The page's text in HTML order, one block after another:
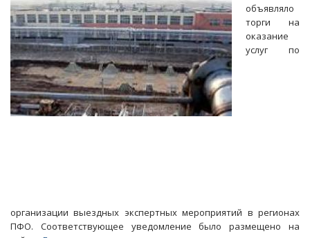
опасного
завода
в
Горном
объявляло
торги на
оказание
услуг по
организации выездных экспертных мероприятий в регионах
ПФО. Соответствующее уведомление было размещено на